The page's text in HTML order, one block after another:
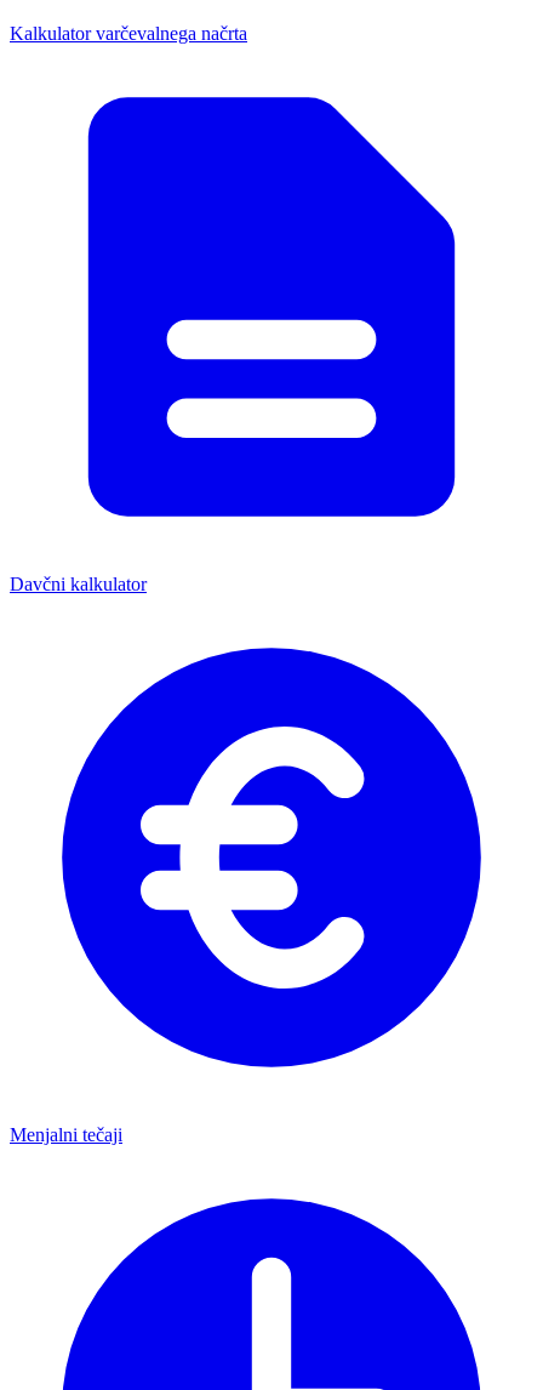
Kalkulator varčevalnega načrta
Davčni kalkulator
Menjalni tečaji